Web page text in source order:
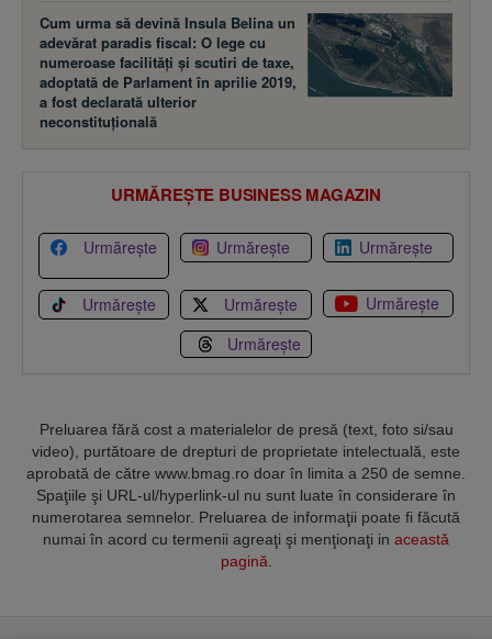
Cum urma să devină Insula Belina un
adevărat paradis fiscal: O lege cu
numeroase facilităţi şi scutiri de taxe,
adoptată de Parlament în aprilie 2019,
a fost declarată ulterior
neconstituţională
URMĂREȘTE BUSINESS MAGAZIN
Urmărește Urmărește Urmărește
Urmărește Urmărește
Urmărește
Urmărește
Preluarea fără cost a materialelor de presă (text, foto si/sau
video), purtătoare de drepturi de proprietate intelectuală, este
aprobată de către www.bmag.ro doar în limita a 250 de semne.
Spaţiile şi URL-ul/hyperlink-ul nu sunt luate în considerare în
numerotarea semnelor. Preluarea de informaţii poate fi făcută
numai în acord cu termenii agreaţi şi menţionaţi in această
pagină